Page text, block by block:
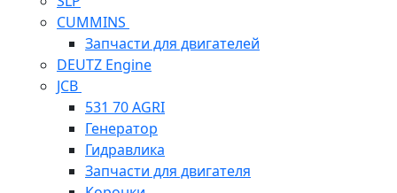
CUMMINS
Запчасти для двигателей
DEUTZ Engine
JCB
531 70 AGRI
Генератор
Гидравлика
Запчасти для двигателя